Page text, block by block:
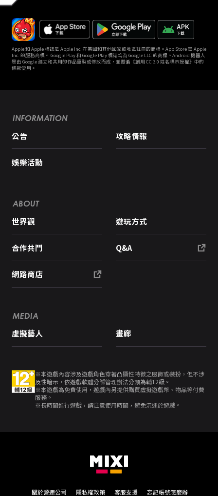
Apple 和 Apple 標誌是 Apple Inc. 在美國和其他國家或地區註冊的商標。App Store 是 Apple
Inc. 的服務商標。 Google Play 和 Google Play 標誌均為 Google LLC 的商標。Android 機器人
是由 Google 建立和共用的作品重製或修改而成，並遵循《創用 CC 3.0 姓名標示授權》中的
條款使用。
INFORMATION
公告 攻略情報
娛樂活動
ABOUT
世界觀 遊玩方式
合作共鬥 Q&A
網路商店
MEDIA
虛擬藝人 畫廊
※本遊戲內容涉及遊戲角色穿著凸顯性特徵之服飾或裝扮，但不涉
及性暗示，依遊戲軟體分際管理辦法分類為輔12級。
※本遊戲為免費使用，遊戲內另提供購買虛擬遊戲幣、物品等付費
服務。
※長時間進行遊戲，請注意使用時間，避免沉迷於遊戲。
關於營運公司 隱私權政策 客服支援 忘記帳號怎麼辦